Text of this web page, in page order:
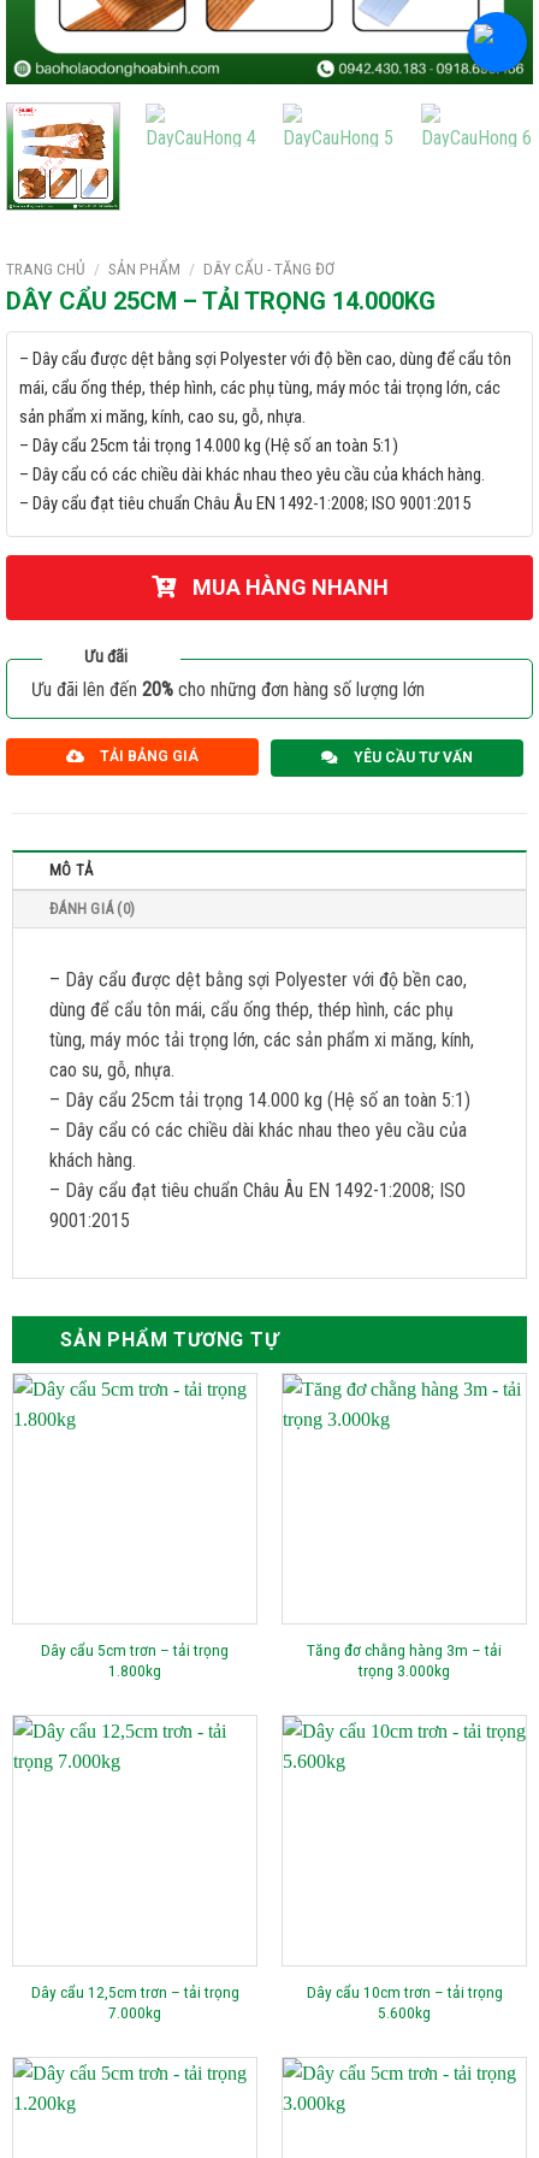
TRANG CHỦ / SẢN PHẨM / DÂY CẨU - TĂNG ĐƠ
DÂY CẨU 25CM – TẢI TRỌNG 14.000KG
– Dây cẩu được dệt bằng sợi Polyester với độ bền cao, dùng để cẩu tôn
mái, cẩu ống thép, thép hình, các phụ tùng, máy móc tải trọng lớn, các
sản phẩm xi măng, kính, cao su, gỗ, nhựa.
– Dây cẩu 25cm tải trọng 14.000 kg (Hệ số an toàn 5:1)
– Dây cẩu có các chiều dài khác nhau theo yêu cầu của khách hàng.
– Dây cẩu đạt tiêu chuẩn Châu Âu EN 1492-1:2008; ISO 9001:2015
MUA HÀNG NHANH
Ưu đãi
Ưu đãi lên đến 20% cho những đơn hàng số lượng lớn
TẢI BẢNG GIÁ YÊU CẦU TƯ VẤN
MÔ TẢ
ĐÁNH GIÁ (0)
– Dây cẩu được dệt bằng sợi Polyester với độ bền cao,
dùng để cẩu tôn mái, cẩu ống thép, thép hình, các phụ
tùng, máy móc tải trọng lớn, các sản phẩm xi măng, kính,
cao su, gỗ, nhựa.
– Dây cẩu 25cm tải trọng 14.000 kg (Hệ số an toàn 5:1)
– Dây cẩu có các chiều dài khác nhau theo yêu cầu của
khách hàng.
– Dây cẩu đạt tiêu chuẩn Châu Âu EN 1492-1:2008; ISO
9001:2015
SẢN PHẨM TƯƠNG TỰ
Dây cẩu 5cm trơn – tải trọng
1.800kg
Tăng đơ chằng hàng 3m – tải
trọng 3.000kg
Dây cẩu 12,5cm trơn – tải trọng
7.000kg
Dây cẩu 10cm trơn – tải trọng
5.600kg